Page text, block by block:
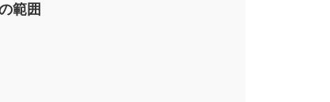
範囲